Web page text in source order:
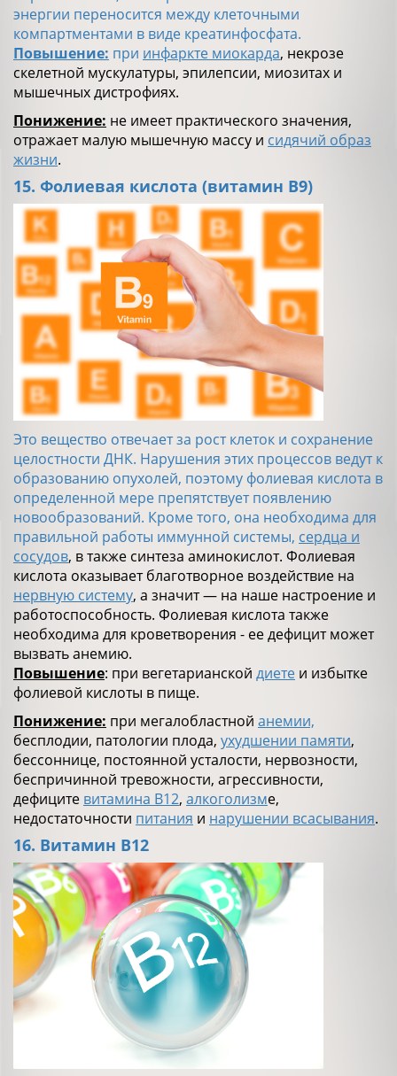
энергии переносится между клеточными
компартментами в виде креатинфосфата.
Повышение: при инфаркте миокарда, некрозе
скелетной мускулатуры, эпилепсии, миозитах и
мышечных дистрофиях.
Понижение: не имеет практического значения,
отражает малую мышечную массу и сидячий образ
жизни.
15. Фолиевая кислота (витамин B9)
Это вещество отвечает за рост клеток и сохранение
целостности ДНК. Нарушения этих процессов ведут к
образованию опухолей, поэтому фолиевая кислота в
определенной мере препятствует появлению
новообразований. Кроме того, она необходима для
правильной работы иммунной системы, сердца и
сосудов, в также синтеза аминокислот. Фолиевая
кислота оказывает благотворное воздействие на
нервную систему, а значит — на наше настроение и
работоспособность. Фолиевая кислота также
необходима для кроветворения - ее дефицит может
вызвать анемию.
Повышение: при вегетарианской диете и избытке
фолиевой кислоты в пище.
Понижение: при мегалобластной анемии,
бесплодии, патологии плода, ухудшении памяти,
бессоннице, постоянной усталости, нервозности,
беспричинной тревожности, агрессивности,
дефиците витамина В12, алкоголизме,
недостаточности питания и нарушении всасывания.
16. Витамин В12